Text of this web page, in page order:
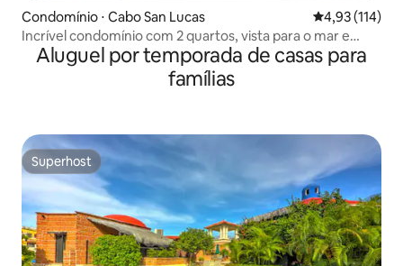
Condomínio ⋅ Cabo San Lucas 4,93 de uma
4,93 (114)
Incrível condomínio com 2 quartos, vista para o mar e
terraço
Aluguel por temporada de casas para
famílias
Superhost
Superhost